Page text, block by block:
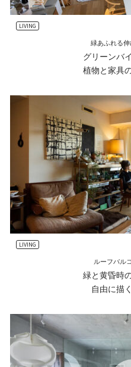
LIVING
緑あふれる
グリーンバ
植物と家具
LIVING
ルーフバル
緑と黄昏時
自由に描